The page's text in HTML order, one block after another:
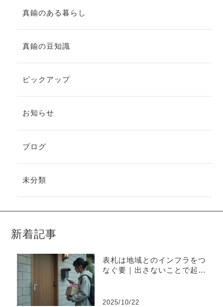
真鍮のある暮らし
真鍮の豆知識
ピックアップ
お知らせ
ブログ
未分類
新着記事
表札は地域とのインフラをつ
なぐ要｜出さないことで起き
2025/10/22